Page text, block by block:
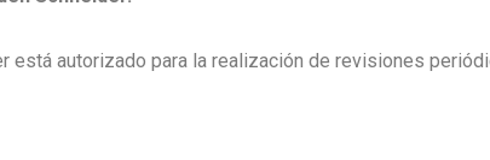
está autorizado para la realización de revisiones